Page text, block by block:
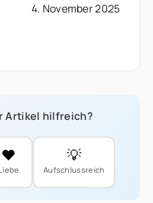
4. November 2025
Artikel hilfreich?
❤️ 💡
Aufschlussreich